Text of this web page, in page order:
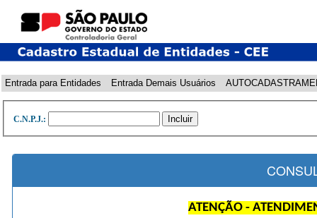
Entrada para Entidades Entrada Demais Usuários
C.N.P.J.:
ATENÇÃO -